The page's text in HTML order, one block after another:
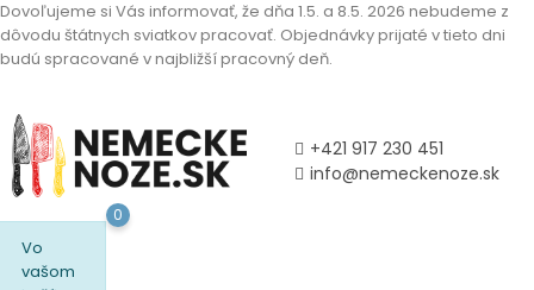
Dovoľujeme si Vás informovať, že dňa 1.5. a 8.5. 2026 nebudeme z
dôvodu štátnych sviatkov pracovať. Objednávky prijaté v tieto dni
budú spracované v najbližší pracovný deň.
+421 917 230 451
info@nemeckenoze.sk
Vo
vašom
0